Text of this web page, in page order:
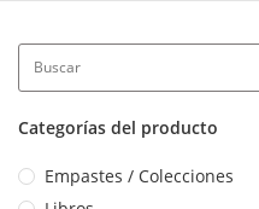
Categorías del producto
Empastes / Colecciones